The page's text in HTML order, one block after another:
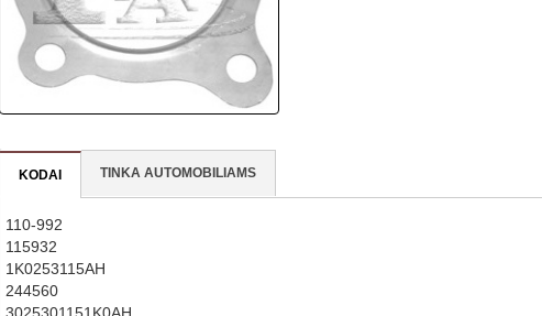
KODAI TINKA AUTOMOBILIAMS
110-992
115932
1K0253115AH
244560